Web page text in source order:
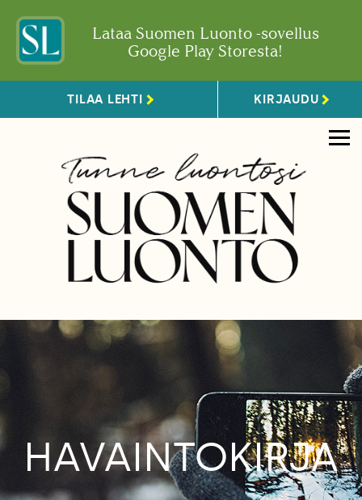
Lataa Suomen Luonto -sovellus
Google Play Storesta!
TILAA LEHTI KIRJAUDU
HAVAINTOKIRJA